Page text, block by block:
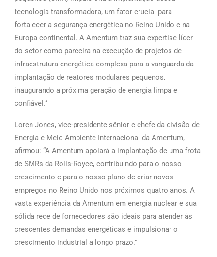
tecnologia transformadora, um fator crucial para
fortalecer a segurança energética no Reino Unido e na
Europa continental. A Amentum traz sua expertise líder
do setor como parceira na execução de projetos de
infraestrutura energética complexa para a vanguarda da
implantação de reatores modulares pequenos,
inaugurando a próxima geração de energia limpa e
confiável.”
Loren Jones, vice-presidente sênior e chefe da divisão de
Energia e Meio Ambiente Internacional da Amentum,
afirmou: “A Amentum apoiará a implantação de uma frota
de SMRs da Rolls-Royce, contribuindo para o nosso
crescimento e para o nosso plano de criar novos
empregos no Reino Unido nos próximos quatro anos. A
vasta experiência da Amentum em energia nuclear e sua
sólida rede de fornecedores são ideais para atender às
crescentes demandas energéticas e impulsionar o
crescimento industrial a longo prazo.”